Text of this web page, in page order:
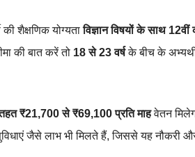
शैक्षणिक योग्यताविज्ञान विषयों के साथ 12वीं
की बात करें तो 18 से 23 वर्षके बीच के
₹21,700 से ₹69,100 प्रति माहवेतन
जैसे लाभ भी मिलते हैं, जिससे यह नौकरी